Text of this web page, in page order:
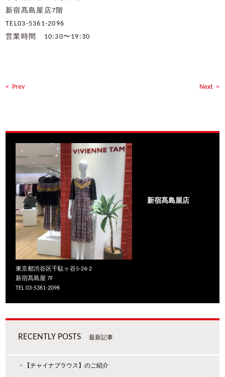
新宿髙島屋店7 階
TEL03-5361-2096
営業時間 10:30〜 19:30
< Prev Next >
新宿髙島屋店
東京都渋谷区千駄ヶ谷5-24-2
新宿髙島屋 7F
TEL 03-5361-2096
RECENTLY POSTS 最新記事
・【チャイナブラウス】のご紹介